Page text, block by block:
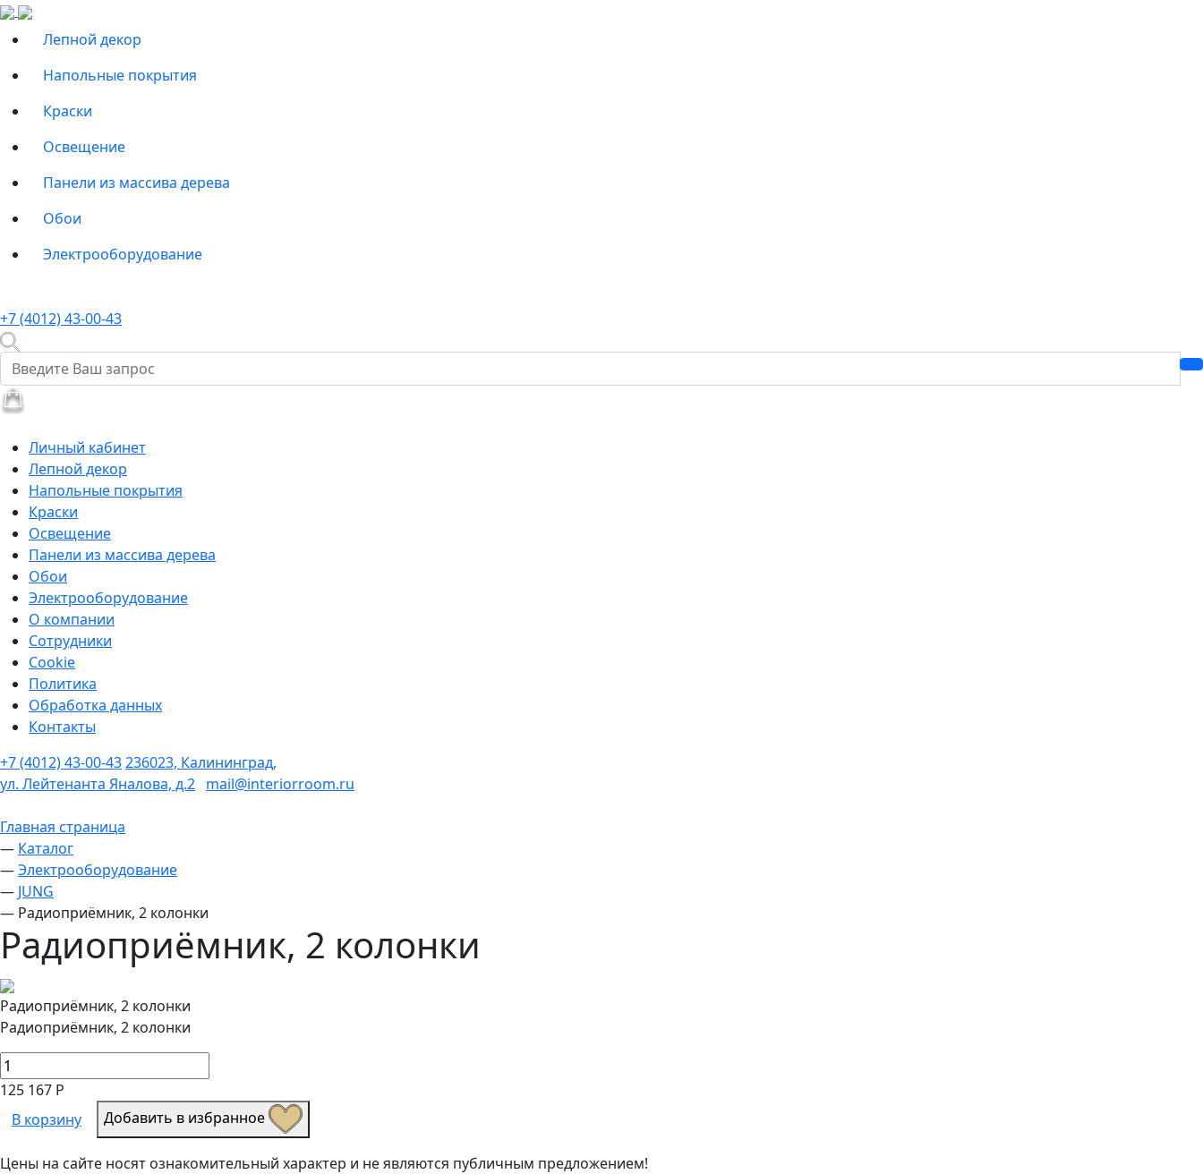
Лепной декор
Напольные покрытия
Краски
Освещение
Панели из массива дерева
Обои
Электрооборудование
+7 (4012) 43-00-43
Личный кабинет
Лепной декор
Напольные покрытия
Краски
Освещение
Панели из массива дерева
Обои
Электрооборудование
О компании
Сотрудники
Cookie
Политика
Обработка данных
Контакты
+7 (4012) 43-00-43236023, Калининград,
ул. Лейтенанта Яналова, д.2 mail@interiorroom.ru
Главная страница
— Каталог
—Электрооборудование
— JUNG
— Радиоприёмник, 2 колонки
Радиоприёмник, 2 колонки
Радиоприёмник, 2 колонки
Радиоприёмник, 2 колонки
125 167 Р
В корзину
Добавить в избранное
Цены на сайте носят ознакомительный характер и не являются публичным предложением!